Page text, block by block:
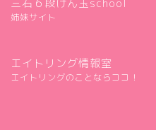
三石６段けん玉school
姉妹サイト
エイトリング情報室
エイトリングのことならココ！